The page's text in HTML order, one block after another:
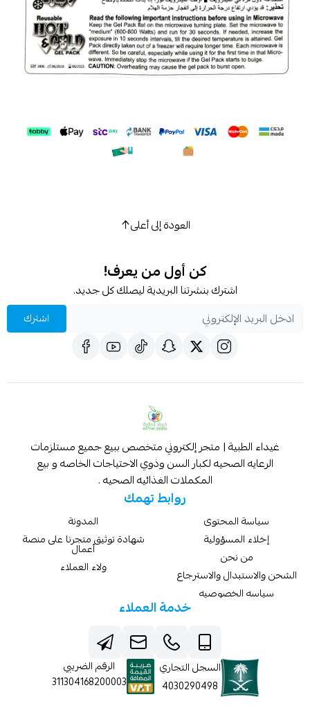
العودة إلى أعلى
كن أول من يعرف!
اشترك بنشرتنا البريدية ليصلك كل جديد.
اشترك
غيداء الطبية | متجر إلكتروني متخصص ببيع جميع مستلزمات
الرعايه الصحيه لكبار السن وذوي الاحتياجات الخاصه و بيع
المكملات الغذائيه الصحيه .
روابط تهمك
سياسة المحتوى
إخلاء المسؤولية
من نحن
الشحن والاستبدال والاسترجاع
سياسه الخصوصيه
المدونة
شهادة توثيق متجرنا على منصة
أعمال
ولاء العملاء
خدمة العملاء
السجل التجاري
4030290498
الرقم الضريبي
311304168200003